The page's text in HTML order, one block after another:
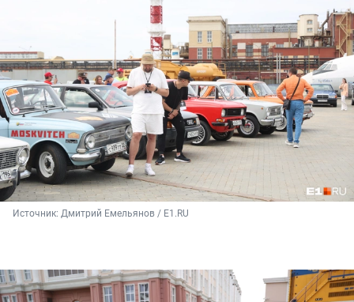
Источник: Дмитрий Емельянов / E1.RU